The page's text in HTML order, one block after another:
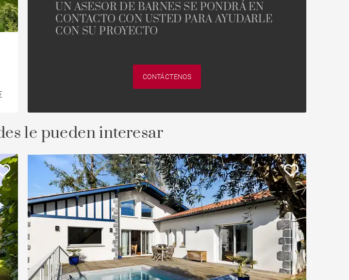
UN ASESOR DE BARNES SE PONDRÁ EN
CONTACTO CON USTED PARA AYUDARLE
CON SU PROYECTO
CONTÁCTENOS
le pueden interesar